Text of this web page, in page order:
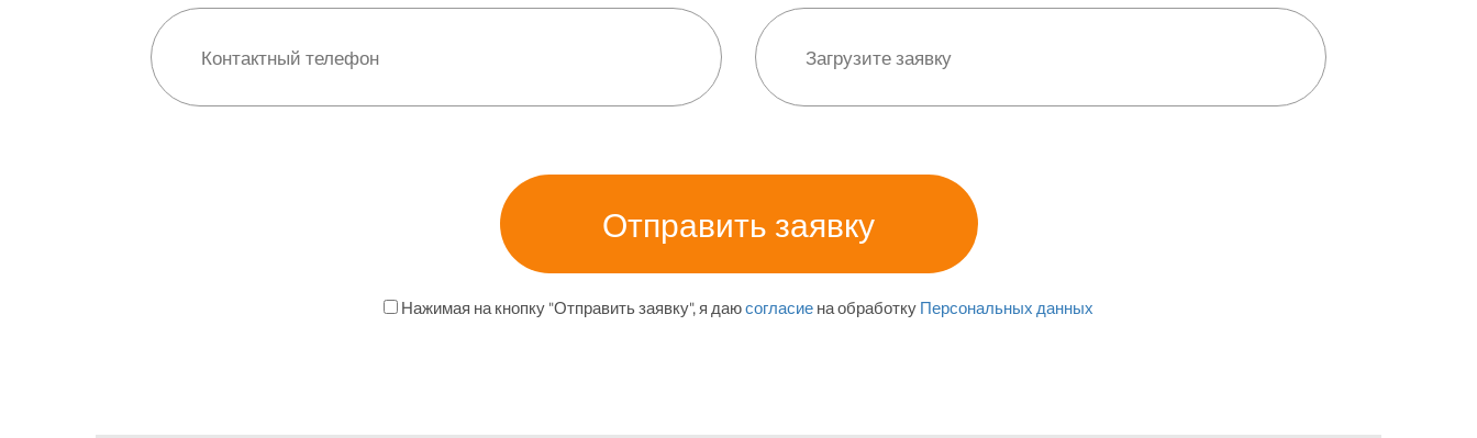
Нажимая на кнопку "Отправить заявку", я даюсогласие на обработку Персональных данных